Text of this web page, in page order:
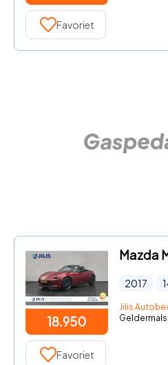
Favoriet
18.950
2017
Jilis
Favoriet